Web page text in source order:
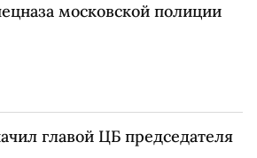
московской полиции
главой ЦБ председателя